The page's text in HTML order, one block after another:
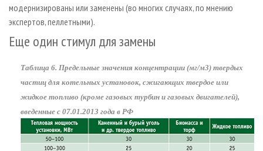
модернизированы или заменены (во многих случаях, по мнению
экспертов, пеллетными).
Еще один стимул для замены
Таблица 6. Предельные значения концентрации (мг/м3) твердых
частиц для котельных установок, сжигающих твердое или
жидкое топливо (кроме газовых турбин и газовых двигателей),
введенные с 07.01.2013 года в РФ